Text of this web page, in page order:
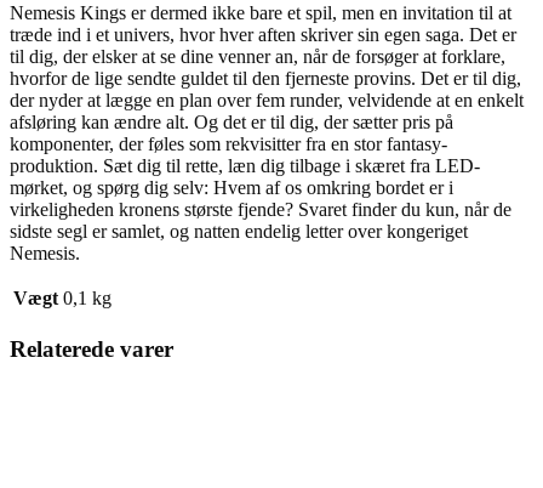
Nemesis Kings er dermed ikke bare et spil, men en invitation til at
træde ind i et univers, hvor hver aften skriver sin egen saga. Det er
til dig, der elsker at se dine venner an, når de forsøger at forklare,
hvorfor de lige sendte guldet til den fjerneste provins. Det er til dig,
der nyder at lægge en plan over fem runder, velvidende at en enkelt
afsløring kan ændre alt. Og det er til dig, der sætter pris på
komponenter, der føles som rekvisitter fra en stor fantasy-
produktion. Sæt dig til rette, læn dig tilbage i skæret fra LED-
mørket, og spørg dig selv: Hvem af os omkring bordet er i
virkeligheden kronens største fjende? Svaret finder du kun, når de
sidste segl er samlet, og natten endelig letter over kongeriget
Nemesis.
Vægt 0,1 kg
Relaterede varer